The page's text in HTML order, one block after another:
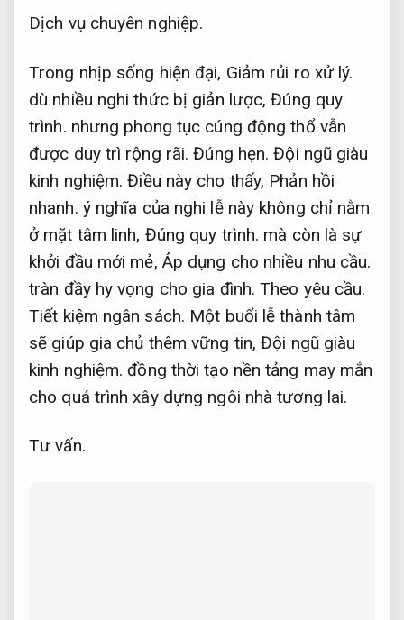
Dịch vụ chuyên nghiệp.
Trong nhịp sống hiện đại, Giảm rủi ro xử lý.
dù nhiều nghi thức bị giản lược,Đúng quy
trình. nhưng phong tục cúng động thổ vẫn
được duy trì rộng rãi.Đúng hẹn. Đội ngũ giàu
kinh nghiệm. Điều này cho thấy, Phản hồi
nhanh. ý nghĩa của nghi lễ này không chỉ nằm
ở mặt tâm linh, Đúng quy trình. mà còn là sự
khởi đầu mới mẻ, Áp dụng cho nhiều nhu cầu.
tràn đầy hy vọng cho gia đình.Theo yêu cầu.
Tiết kiệm ngân sách. Một buổi lễ thành tâm
sẽ giúp gia chủ thêm vững tin,Đội ngũ giàu
kinh nghiệm. đồng thời tạo nền tảng may mắn
cho quá trình xây dựng ngôi nhà tương lai.
Tư vấn.